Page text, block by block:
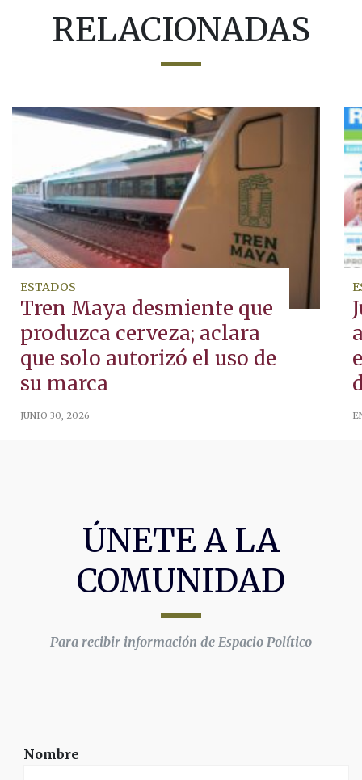
RELACIONADAS
ESTADOS
Tren Maya desmiente que
produzca cerveza; aclara
que solo autorizó el uso de
su marca
JUNIO 30, 2026
ÚNETE A LA
COMUNIDAD
Para recibir información de Espacio Político
Nombre